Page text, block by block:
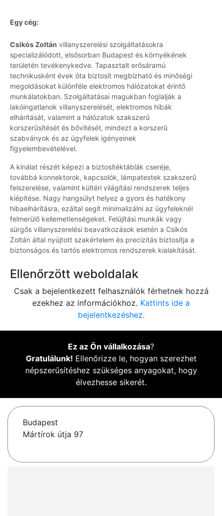
Egy cég:
Csikós Zoltán villanyszerelési szolgáltatásokra
specializálódott, elsősorban Budapest és környékének
területén tevékenykedve. Tapasztalt erősáramú
technikusként évek óta biztosít megbízható és minőségi
megoldásokat különféle elektromos hálózatokat érintő
munkálatokban. Szolgáltatásai magukban foglalják a
lakóingatlanok villanyszerelését, elektromos hibák
elhárítását, valamint a hálózatok szakszerű
korszerűsítését és bővítését, mindezt a korszerű
szabványok és az ügyfelek igényeinek
figyelembevételével.
A kínálat részét képezi a biztosítéktáblák cseréje,
továbbá konnektorok, kapcsolók, lámpatestek szakszerű
felszerelése, valamint kültéri világítási rendszerek teljes
kiépítése. Nagy hangsúlyt helyez a gyors és hatékony
hibaelhárításra, ezáltal segít minimalizálni az ügyfeleknél
felmerülő kellemetlenségeket. Felújítási munkák vagy
sürgős villanyszerelési beavatkozások esetén a Csikós
Zoltán által nyújtott szakértelem és precizitás biztosítja a
biztonságos és tartós elektromos rendszerek kialakítását.
Ellenőrzött weboldalak
Csak a bejelentkezett felhasználók férhetnek hozzá
ezekhez az információkhoz. Kattints ide a
bejelentkezéshez.
Ez az Ön vállalkozása?
Gratulálunk! Ellenőrizze le, hogyan szerezhet
népszerűsítéshez szükséges anyagokat, hogy
élvezhesse sikerét.
Budapest
Mártírok útja 97